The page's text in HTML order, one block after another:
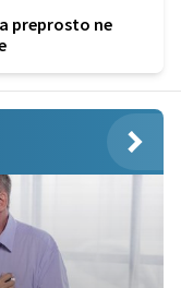
preprosto ne